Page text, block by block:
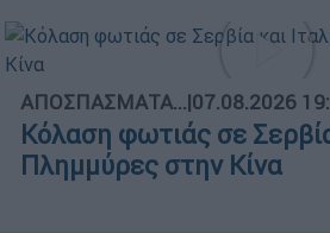
ΑΠΟΣΠΑΣΜΑΤΑ...|07.08.2026
Κόλαση φωτιάς σε
Πλημμύρες στην Κίνα